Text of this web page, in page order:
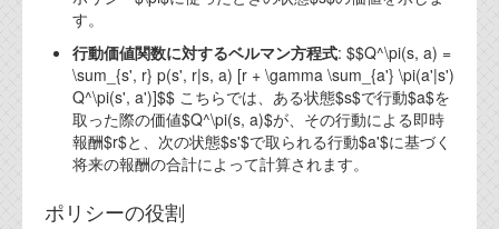
技術文書
ご希望の方は、お問い合わせページから
資料閲覧パスワードをお問い合わせ頂き
ログインをお願い致します。アカウント
名は"opendocument"です。
機能安全用語集
設計用語集
す。
行動価値関数に対するベルマン方程式: $$Q^\pi(s, a) =
\sum_{s', r} p(s', r|s, a) [r + \gamma \sum_{a'} \pi(a'|s')
Q^\pi(s', a')]$$ こちらでは、ある状態$s$で行動$a$を
取った際の価値$Q^\pi(s, a)$が、その行動による即時
報酬$r$と、次の状態$s'$で取られる行動$a'$に基づく
将来の報酬の合計によって計算されます。
ポリシーの役割